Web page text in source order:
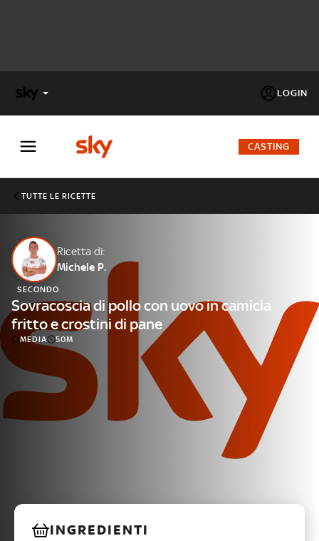
LOGIN
FACTOR
Cos’altro vedere:
PROGRAMMI SKY
Un mondo di offerte:
SKY.IT
NOW
CASTING
TUTTE LE RICETTE
Ricetta di:
Michele P.
SECONDO
Sovracoscia di pollo con uovo in camicia
fritto e crostini di pane
MEDIA 50M
INGREDIENTI